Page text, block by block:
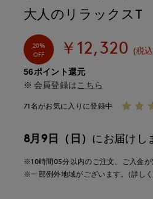
大人のリラックスT
20%
OFF
￥12,320 (税
56ポイント還元
会員登録は こちら
71名がお気に入りに登録中
8月9日（日） にお届けし
※10時間05分以内のご注文、ご入金が
※一部例外地域がございます。(詳し